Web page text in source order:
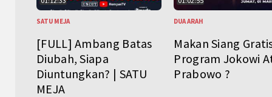
SATU MEJA
[FULL] Ambang Batas
Diubah, Siapa
Diuntungkan? | SATU
MEJA
DUA ARAH
Makan Siang
Program Jokowi
Prabowo ?